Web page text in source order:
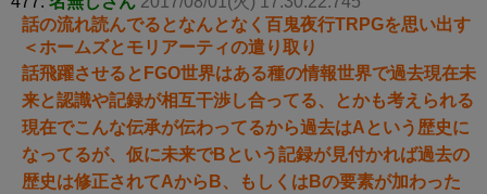
話の流れ読んでるとなんとなく百鬼夜行TRPGを思い出す
＜ホームズとモリアーティの遣り取り
話飛躍させるとFGO世界はある種の情報世界で過去現在未
来と認識や記録が相互干渉し合ってる、とかも考えられる
現在でこんな伝承が伝わってるから過去はAという歴史に
なってるが、仮に未来でBという記録が見付かれば過去の
歴史は修正されてAからB、もしくはBの要素が加わった